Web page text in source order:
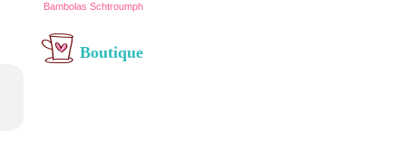
Bambolas Schtroumph
Boutique